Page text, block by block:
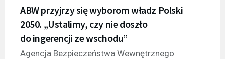
ABW przyjrzy się wyborom władz Polski
2050. „Ustalimy, czy nie doszło
do ingerencji ze wschodu”
Agencja Bezpieczeństwa Wewnętrznego